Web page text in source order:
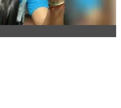
Es viral